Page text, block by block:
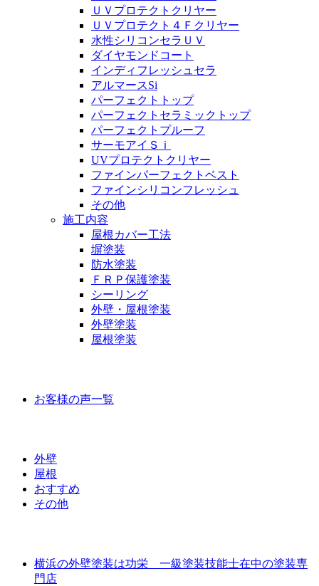
ＵＶプロテクトクリヤー
ＵＶプロテクト４Ｆクリヤー
水性シリコンセラＵＶ
ダイヤモンドコート
インディフレッシュセラ
アルマースSi
パーフェクトトップ
パーフェクトセラミックトップ
パーフェクトプルーフ
サーモアイＳｉ
UVプロテクトクリヤー
ファインパーフェクトベスト
ファインシリコンフレッシュ
その他
施工内容
屋根カバー工法
塀塗装
防水塗装
ＦＲＰ保護塗装
シーリング
外壁・屋根塗装
外壁塗装
屋根塗装
お客様の声一覧
外壁
屋根
おすすめ
その他
横浜の外壁塗装は功栄 一級塗装技能士在中の塗装専
門店